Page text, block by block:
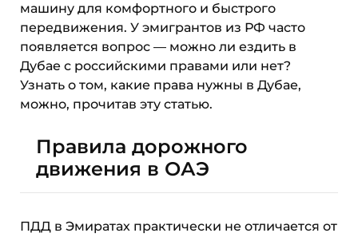
машину для комфортного и быстрого
передвижения. У эмигрантов из РФ часто
появляется вопрос — можно ли ездить в
Дубае с российскими правами или нет?
Узнать о том, какие права нужны в Дубае,
можно, прочитав эту статью.
Правила дорожного
движения в ОАЭ
ПДД в Эмиратах практически не отличается от